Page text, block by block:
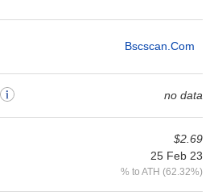
Bscscan.com
no data
$2.69
25 Feb 23
% to ATH (62.32%)